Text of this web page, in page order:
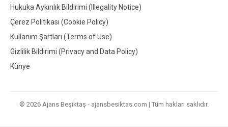
Hukuka Aykırılık Bildirimi (Illegality Notice)
Çerez Politikası (Cookie Policy)
Kullanım Şartları (Terms of Use)
Gizlilik Bildirimi (Privacy and Data Policy)
Künye
© 2026 Ajans Beşiktaş - ajansbesiktas.com | Tüm hakları saklıdır.